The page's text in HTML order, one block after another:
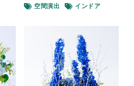
空間演出
インドア